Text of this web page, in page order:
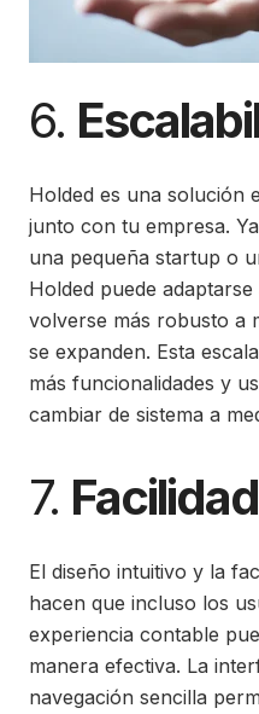
6.
Holded es una solución
junto con tu empresa.
una pequeña startup o
Holded puede
volverse más robusto a
se expanden. Esta
más funcionalidades y
cambiar de sistema a
7.
El diseño intuitivo y la
hacen que incluso los
experiencia contable
manera efectiva. La
navegación sencilla